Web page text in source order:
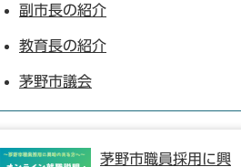
副市長の紹介
教育長の紹介
茅野市議会
茅野市職員採用に興